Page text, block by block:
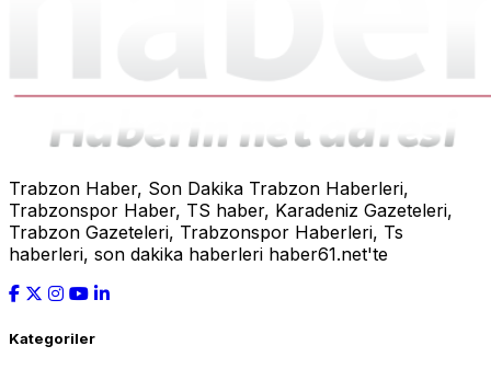
Trabzon Haber, Son Dakika Trabzon Haberleri,
Trabzonspor Haber, TS haber, Karadeniz Gazeteleri,
Trabzon Gazeteleri, Trabzonspor Haberleri, Ts
haberleri, son dakika haberleri haber61.net'te
Kategoriler